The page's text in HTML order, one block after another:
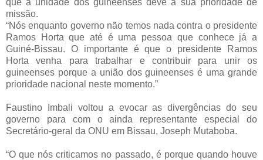
missão.
“Nós enquanto governo não temos nada contra o presidente
Ramos Horta que até é uma pessoa que conhece já a
Guiné-Bissau. O importante é que o presidente Ramos
Horta venha para trabalhar e contribuir para unir os
guineenses porque a união dos guineenses é uma grande
prioridade nacional neste momento.”
Faustino Imbali voltou a evocar as divergências do seu
governo para com o ainda representante especial do
Secretário-geral da ONU em Bissau, Joseph Mutaboba.
“O que nós criticamos no passado, é porque quando houve